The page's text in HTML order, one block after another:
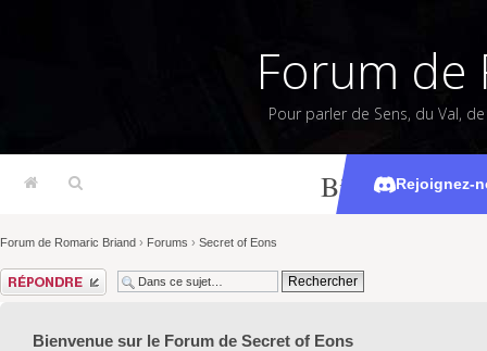
Forum de
Pour parler de Sens, du Val,
Rejoignez-
Bienvenue
Forum de Romaric Briand › Forums › Secret of Eons
Répondre
Bienvenue sur le Forum de Secret of Eons